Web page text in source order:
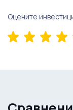
Оцените